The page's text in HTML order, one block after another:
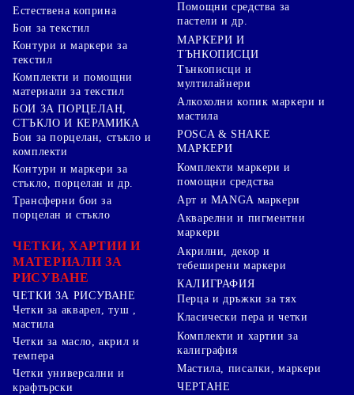
Естествена коприна
Бои за текстил
Контури и маркери за
текстил
Комплекти и помощни
материали за текстил
БОИ ЗА ПОРЦЕЛАН,
СТЪКЛО И КЕРАМИКА
Бои за порцелан, стъкло и
комплекти
Контури и маркери за
стъкло, порцелан и др.
Трансферни бои за
порцелан и стъкло
ЧЕТКИ, ХАРТИИ И
МАТЕРИАЛИ ЗА
РИСУВАНЕ
ЧЕТКИ ЗА РИСУВАНЕ
Четки за акварел, туш ,
мастила
Четки за масло, акрил и
темпера
Четки универсални и
крафтърски
Помощни средства за
пастели и др.
МАРКЕРИ И
ТЪНКОПИСЦИ
Тънкописци и
мултилайнери
Алкохолни копик маркери и
мастила
POSCA & SHAKE
МАРКЕРИ
Комплекти маркери и
помощни средства
Арт и MANGA маркери
Акварелни и пигментни
маркери
Акрилни, декор и
тебеширени маркери
КАЛИГРАФИЯ
Перца и дръжки за тях
Класически пера и четки
Комплекти и хартии за
калиграфия
Мастила, писалки, маркери
ЧЕРТАНЕ